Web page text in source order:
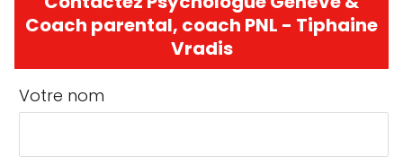
Coach parental, coach PNL - Tiphaine
Vradis
Votre nom